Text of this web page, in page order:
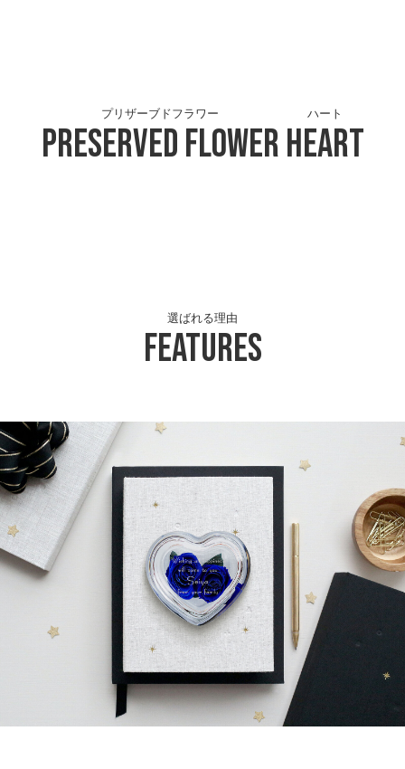
Preserved Flower
プリザーブドフラワー
Heart
ハート
Features
選ばれる理由